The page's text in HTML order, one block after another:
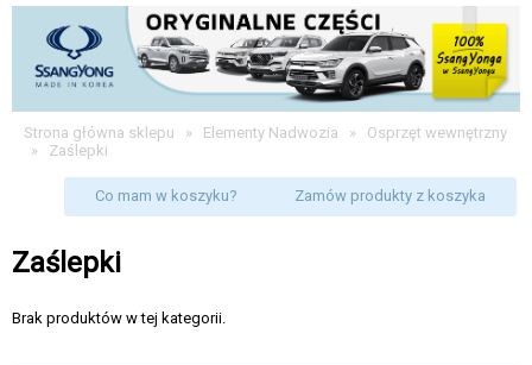
Strona główna sklepu » Elementy Nadwozia » Osprzęt wewnętrzny
» Zaślepki
Co mam w koszyku? Zamów produkty z koszyka
Zaślepki
Brak produktów w tej kategorii.